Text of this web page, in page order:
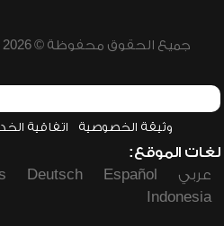
جميع الحقوق محفوظة © 2026 - 1998 لشبكة إسلام ويب
وثيقة الخصوصية اتفاقية
لغات الموقع:
عربي
Español
Deutsch
Indonesia